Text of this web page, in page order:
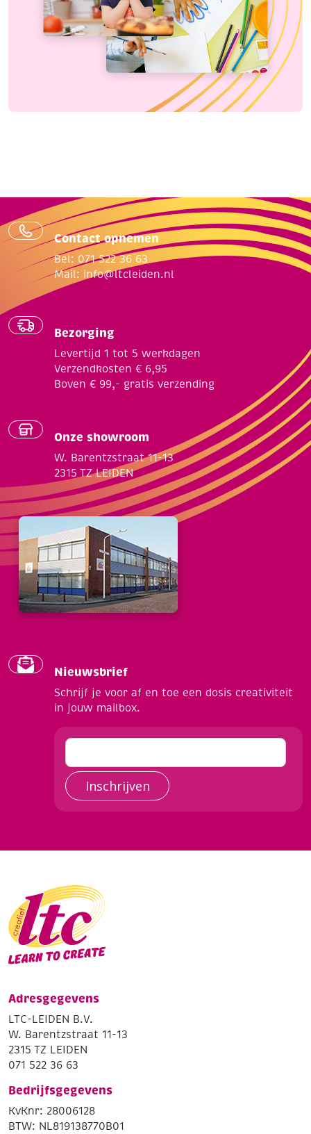
Contact opnemen
Bel: 071 522 36 63
Mail: info@ltcleiden.nl
Bezorging
Levertijd 1 tot 5 werkdagen
Verzendkosten € 6,95
Boven € 99,- gratis verzending
Onze showroom
W. Barentzstraat 11-13
2315 TZ LEIDEN
Nieuwsbrief
Schrijf je voor af en toe een dosis creativiteit
in jouw mailbox.
Inschrijven
Adresgegevens
LTC-LEIDEN B.V.
W. Barentzstraat 11-13
2315 TZ LEIDEN
071 522 36 63
Bedrijfsgegevens
KvKnr: 28006128
BTW: NL819138770B01